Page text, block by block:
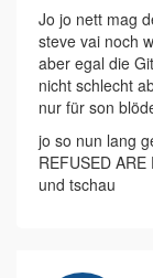
Jo jo nett mag
steve vai noch
aber egal die
nicht schlecht
nur für son
jo so nun lang
REFUSED
und tschau